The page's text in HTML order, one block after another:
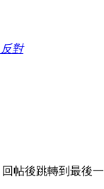
反對
回帖後跳轉到最後